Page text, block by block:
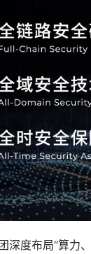
深度布局“算力